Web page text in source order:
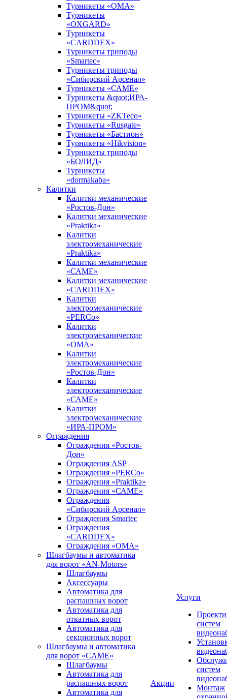
Турникеты «ОМА»
Турникеты
«OXGARD»
Турникеты
«CARDDEX»
Турникеты триподы
«Smartec»
Турникеты триподы
«Сибирский Арсенал»
Турникеты «САМЕ»
Турникеты &quot;ИРА-
ПРОМ&quot;
Турникеты «ZKTeco»
Турникеты «Rusgate»
Турникеты «Бастион»
Турникеты «Hikvision»
Турникеты триподы
«БОЛИД»
Турникеты
«dormakaba»
Калитки
Калитки механические
«Ростов-Дон»
Калитки механические
«Praktika»
Калитки
электромеханические
«Praktika»
Калитки механические
«САМЕ»
Калитки механические
«CARDDEX»
Калитки
электромеханические
«PERCo»
Калитки
электромеханические
«ОМА»
Калитки
электромеханические
«Ростов-Дон»
Калитки
электромеханические
«САМЕ»
Калитки
электромеханические
«ИРА-ПРОМ»
Ограждения
Ограждения «Ростов-
Дон»
Ограждения ASP
Ограждения «PERCo»
Ограждения «Praktika»
Ограждения «САМЕ»
Ограждения
«Сибирский Арсенал»
Ограждения Smartec
Ограждения
«CARDDEX»
Ограждения «ОМА»
Шлагбаумы и автоматика
для ворот «AN-Motors»
Шлагбаумы
Аксессуары
Автоматика для
распашных ворот
Автоматика для
откатных ворот
Автоматика для
секционных ворот
Шлагбаумы и автоматика
для ворот «CAME»
Шлагбаумы
Автоматика для
распашных ворот
Автоматика для
Акции
Услуги
систем
систем
Монтаж